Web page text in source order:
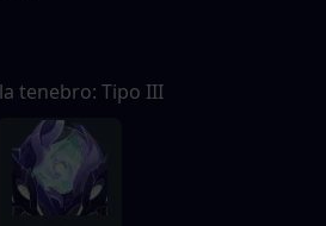
tenebro: Tipo III